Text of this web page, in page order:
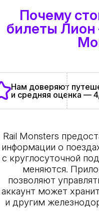
Почему
билеты Лион
Нам доверяют
и средняя оценка —
Rail Monsters
информации о
с круглосуточной
меняются.
позволяют
аккаунт может
и другим